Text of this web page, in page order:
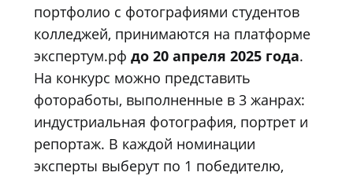
портфолио с фотографиями студентов
колледжей, принимаются на платформе
экспертум.рф до 20 апреля 2025 года.
На конкурс можно представить
фотоработы, выполненные в 3 жанрах:
индустриальная фотография, портрет и
репортаж. В каждой номинации
эксперты выберут по 1 победителю,